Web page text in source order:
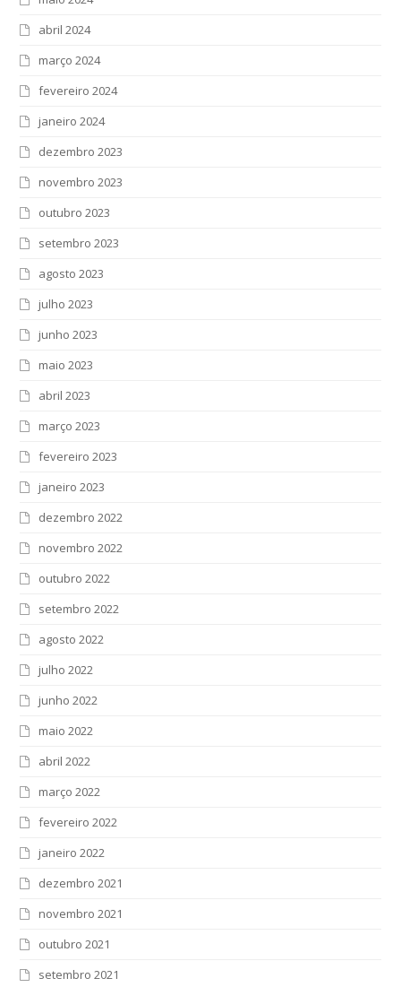
abril 2024
março 2024
fevereiro 2024
janeiro 2024
dezembro 2023
novembro 2023
outubro 2023
setembro 2023
agosto 2023
julho 2023
junho 2023
maio 2023
abril 2023
março 2023
fevereiro 2023
janeiro 2023
dezembro 2022
novembro 2022
outubro 2022
setembro 2022
agosto 2022
julho 2022
junho 2022
maio 2022
abril 2022
março 2022
fevereiro 2022
janeiro 2022
dezembro 2021
novembro 2021
outubro 2021
setembro 2021